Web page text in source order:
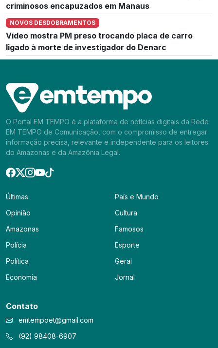
criminosos encapuzados em Manaus
NOVOS DESDOBRAMENTOS
Vídeo mostra PM preso trocando placa de carro
ligado à morte de investigador do Denarc
O Portal EM TEMPO é a plataforma de notícias digitais da Rede
EM TEMPO de Comunicação, com o compromisso de entregar
informação precisa, relevante e independente para os leitores
do Amazonas e da Amazônia Legal.
Últimas
Opinião
Amazonas
Polícia
Política
Economia
País e Mundo
Cultura
Famosos
Esporte
Geral
Jornal
Contato
emtempoet@gmail.com
(92) 98408-6907